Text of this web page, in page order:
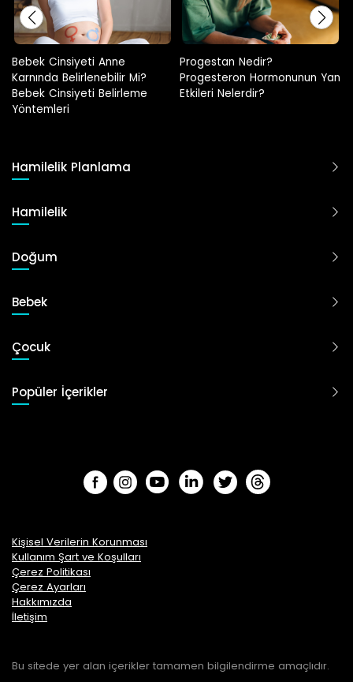
Progestan Nedir?
Progesteron Hormonunun Yan
Etkileri Nelerdir?
Hamilelikte Adet Görülür Mü?
Hamilelik Planlama
Hamilelik
Doğum
Bebek
Çocuk
Popüler İçerikler
Kişisel Verilerin Korunması
Kullanım Şart ve Koşulları
Çerez Politikası
Çerez Ayarları
Hakkımızda
İletişim
Bu sitede yer alan içerikler tamamen bilgilendirme amaçlıdır.